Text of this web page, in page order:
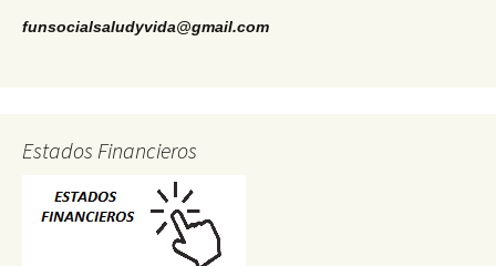
funsocialsaludyvida@gmail.com
Estados Financieros